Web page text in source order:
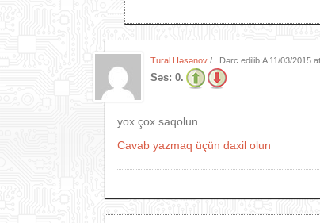
Tural Həsənov / . Dərc edilib:A 11/03/2015
Səs: 0.
yox çox saqolun
Cavab yazmaq üçün daxil olun